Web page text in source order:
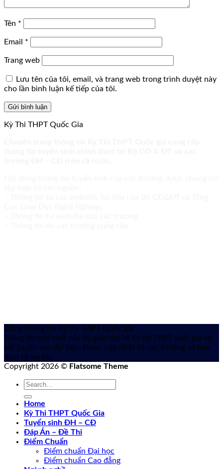
Tên *
Email *
Trang web
Lưu tên của tôi, email, và trang web trong trình duyệt này
cho lần bình luận kế tiếp của tôi.
Kỳ Thi THPT Quốc Gia
Cổng thông tin Kỳ thi THPT Quốc gia
Thông tin mới nhất của Bộ giáo dục về kỳ thi THPT quốc gia và
xét tuyển vào đại học. Được cập nhật từ các trường và báo
điện tử uy tín.
Copyright 2026 © Flatsome Theme
Home
Kỳ Thi THPT Quốc Gia
Tuyển sinh ĐH – CĐ
Đáp Án – Đề Thi
Điểm Chuẩn
Điểm chuẩn Đại học
Điểm chuẩn Cao đẳng